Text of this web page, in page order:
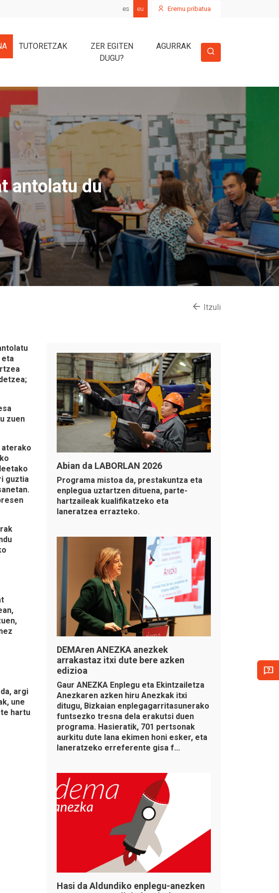
es eu Eremu pribatua
TUTORETZAK
ZER EGITEN
DUGU?
AGURRAK
antolatu du
Itzuli
eta
zuen
aterako
guztia
argi
une
hartu
Abian da LABORLAN 2026
Programa mistoa da, prestakuntza eta
enplegua uztartzen dituena, parte-
hartzaileak kualifikatzeko eta
laneratzea errazteko.
DEMAren ANEZKA anezkek
arrakastaz itxi dute bere azken
edizioa
Gaur ANEZKA Enplegu eta Ekintzailetza
Anezkaren azken hiru Anezkak itxi
ditugu, Bizkaian enplegagarritasunerako
funtsezko tresna dela erakutsi duen
programa. Hasieratik, 701 pertsonak
aurkitu dute lana ekimen honi esker, eta
laneratzeko erreferente gisa f...
Hasi da Aldundiko enplegu-anezken